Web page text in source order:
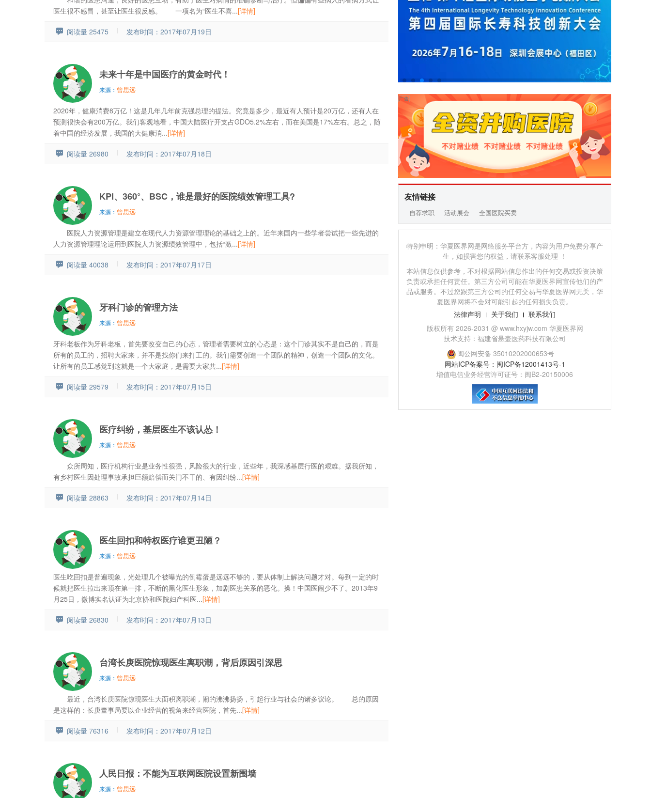
医生很不感冒，甚至让医生很反感。 一项名为“医生不喜...[详情]
阅读量 25475 发布时间：2017年07月19日
未来十年是中国医疗的黄金时代！
来源： 曾思远
2020年，健康消费8万亿！这是几年几年前克强总理的提法。究竟是多少，最近有人预计是20万亿，还有人在
预测很快会有200万亿。我们客观地看，中国大陆医疗开支占GDO5.2%左右，而在美国是17%左右。总之，随
着中国的经济发展，我国的大健康消...[详情]
阅读量 26980 发布时间：2017年07月18日
KPI、360°、BSC，谁是最好的医院绩效管理工具?
来源： 曾思远
医院人力资源管理是建立在现代人力资源管理理论的基础之上的。近年来国内一些学者尝试把一些先进的
人力资源管理理论运用到医院人力资源绩效管理中，包括“激...[详情]
阅读量 40038 发布时间：2017年07月17日
牙科门诊的管理方法
来源： 曾思远
牙科老板作为牙科老板，首先要改变自己的心态，管理者需要树立的心态是：这个门诊其实不是自己的，而是
所有的员工的，招聘大家来，并不是找你们来打工的。我们需要创造一个团队的精神，创造一个团队的文化。
让所有的员工感觉到这就是一个大家庭，是需要大家共...[详情]
阅读量 29579 发布时间：2017年07月15日
医疗纠纷，基层医生不该认怂！
来源： 曾思远
众所周知，医疗机构行业是业务性很强，风险很大的行业，近些年，我深感基层行医的艰难。据我所知，
有乡村医生因处理事故承担巨额赔偿而关门不干的、有因纠纷...[详情]
阅读量 28863 发布时间：2017年07月14日
医生回扣和特权医疗谁更丑陋？
来源： 曾思远
医生吃回扣是普遍现象，光处理几个被曝光的倒霉蛋是远远不够的，要从体制上解决问题才对。每到一定的时
候就把医生拉出来顶在第一排，不断的黑化医生形象，加剧医患关系的恶化。操！中国医闹少不了。2013年9
月25日，微博实名认证为北京协和医院妇产科医...[详情]
阅读量 26830 发布时间：2017年07月13日
台湾长庚医院惊现医生离职潮，背后原因引深思
来源： 曾思远
最近，台湾长庚医院惊现医生大面积离职潮，闹的沸沸扬扬，引起行业与社会的诸多议论。 总的原因
是这样的：长庚董事局要以企业经营的视角来经营医院，首先...[详情]
阅读量 76316 发布时间：2017年07月12日
人民日报：不能为互联网医院设置新围墙
来源： 曾思远
友情链接
自荐求职 活动展会 全国医院买卖
特别申明：华夏医界网是网络服务平台方，内容为用户免费分享产
生，如损害您的权益，请联系客服处理 ！
本站信息仅供参考，不对根据网站信息作出的任何交易或投资决策
负责或承担任何责任。第三方公司可能在华夏医界网宣传他们的产
品或服务。不过您跟第三方公司的任何交易与华夏医界网无关，华
夏医界网将不会对可能引起的任何损失负责。
法律声明
关于我们
联系我们
版权所有 2026-2031 @ www.hxyjw.com 华夏医界网
技术支持：福建省悬壶医药科技有限公司
闽公网安备 35010202000653号
网站ICP备案号：闽ICP备12001413号-1
增值电信业务经营许可证号：闽B2-20150006